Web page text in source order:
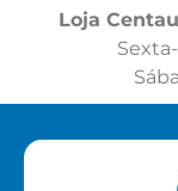
Loja